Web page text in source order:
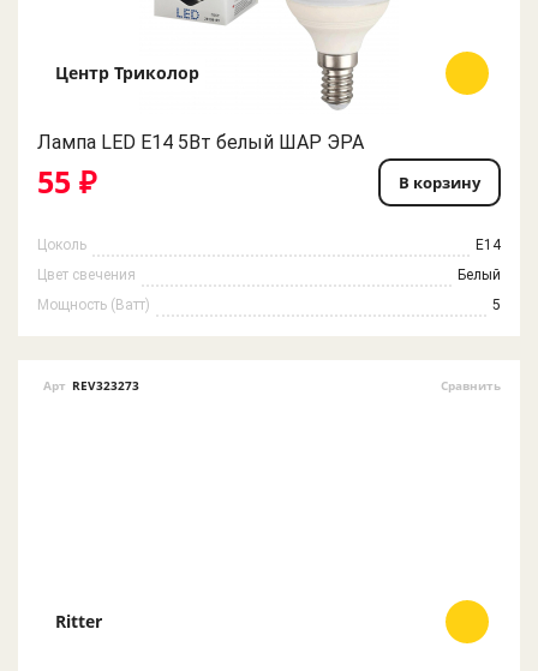
Центр Триколор
Лампа LED E14 5Вт белый ШАР ЭРА
55 ₽ В корзину
Цоколь
E14
Цвет свечения
Белый
Мощность (Ватт)
5
Арт REV323273 Сравнить
Ritter